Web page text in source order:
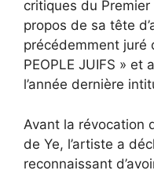
critiques du
propos de sa tête
précédemment juré
PEOPLE JUIFS » et
l’année dernière
Avant la révocation
de Ye, l’artiste a
reconnaissant